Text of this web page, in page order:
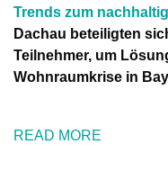
Trends zum
Dachau beteiligten
Teilnehmer, um
Wohnraumkrise in
READ MORE